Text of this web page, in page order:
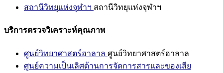
สถานีวิทยุแห่งจุฬาฯ สถานีวิทยุแห่งจุฬาฯ
บริการตรวจวิเคราะห์คุณภาพ
ศูนย์วิทยาศาสตร์ฮาลาล ศูนย์วิทยาศาสตร์ฮาลาล
ศูนย์ความเป็นเลิศด้านการจัดการสารและของเสีย